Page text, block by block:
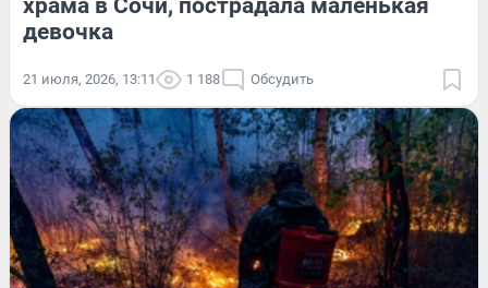
девочка
21 июля, 2026, 13:11 1 188 Обсудить